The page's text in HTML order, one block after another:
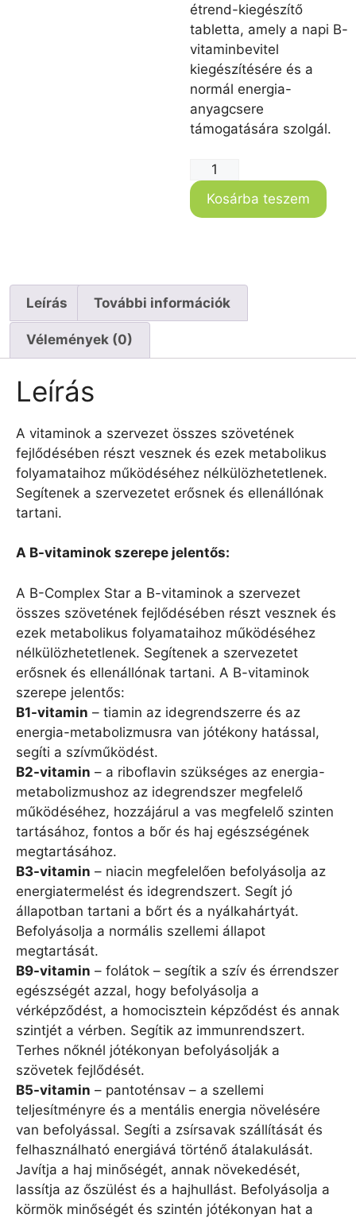
étrend-kiegészítő
tabletta, amely a napi B-
vitaminbevitel
kiegészítésére és a
normál energia-
anyagcsere
támogatására szolgál.
Kosárba teszem
Leírás További információk
Vélemények (0)
Leírás
A vitaminok a szervezet összes szövetének
fejlődésében részt vesznek és ezek metabolikus
folyamataihoz működéséhez nélkülözhetetlenek.
Segítenek a szervezetet erősnek és ellenállónak
tartani.
A B-vitaminok szerepe jelentős:
A B-Complex Star a B-vitaminok a szervezet
összes szövetének fejlődésében részt vesznek és
ezek metabolikus folyamataihoz működéséhez
nélkülözhetetlenek. Segítenek a szervezetet
erősnek és ellenállónak tartani. A B-vitaminok
szerepe jelentős:
B1-vitamin – tiamin az idegrendszerre és az
energia-metabolizmusra van jótékony hatással,
segíti a szívműködést.
B2-vitamin – a riboflavin szükséges az energia-
metabolizmushoz az idegrendszer megfelelő
működéséhez, hozzájárul a vas megfelelő szinten
tartásához, fontos a bőr és haj egészségének
megtartásához.
B3-vitamin – niacin megfelelően befolyásolja az
energiatermelést és idegrendszert. Segít jó
állapotban tartani a bőrt és a nyálkahártyát.
Befolyásolja a normális szellemi állapot
megtartását.
B9-vitamin – folátok – segítik a szív és érrendszer
egészségét azzal, hogy befolyásolja a
vérképződést, a homocisztein képződést és annak
szintjét a vérben. Segítik az immunrendszert.
Terhes nőknél jótékonyan befolyásolják a
szövetek fejlődését.
B5-vitamin – pantoténsav – a szellemi
teljesítményre és a mentális energia növelésére
van befolyással. Segíti a zsírsavak szállítását és
felhasználható energiává történő átalakulását.
Javítja a haj minőségét, annak növekedését,
lassítja az őszülést és a hajhullást. Befolyásolja a
körmök minőségét és szintén jótékonyan hat a